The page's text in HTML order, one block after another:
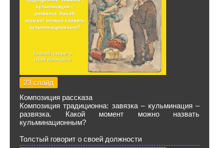
23 слайд
Композиция рассказа
Композиция традиционна: завязка – кульминация –
развязка. Какой момент можно назвать
кульминационным?
Толстый говорит о своей должности